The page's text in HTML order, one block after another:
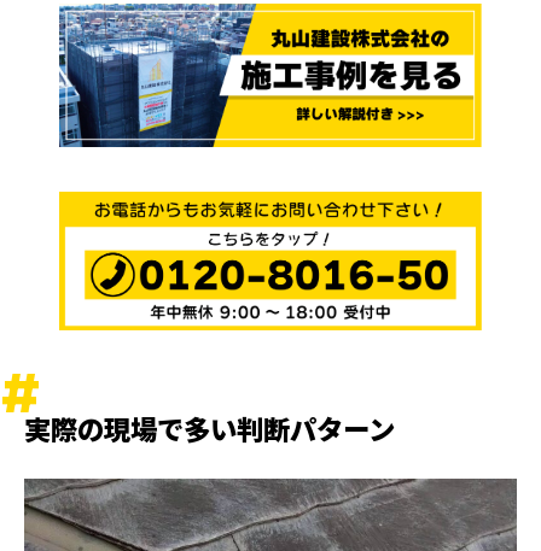
実際の現場で多い判断パターン